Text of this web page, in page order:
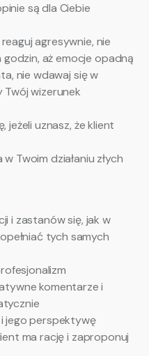
są dla Ciebie
agresywnie, nie
aż emocje opadną
nie wdawaj się w
wizerunek
jeżeli uznasz, że klient
Twoim działaniu złych
i zastanów się, jak w
tych samych
komentarze i
jego perspektywę
ma rację i zaproponuj